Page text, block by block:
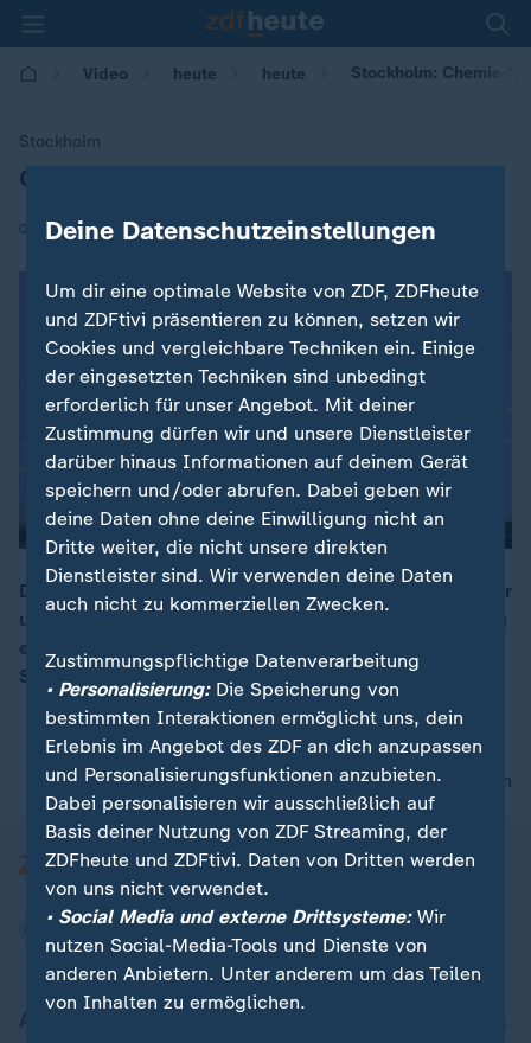
Video heute heute Stockholm: Chemie-
Stockholm
:
Chemie-Nobelpreis für drei Forscher
03.10.2018 | 13:01
Der Nobelpreis für Chemie geht an zwei US-Amerikaner
und einen Briten. Ihre Forschung trage zur Entwicklung
einer grünen chemischen Industrie bei, so die Jury in
Stockholm.
nach oben
Deine Datenschutzeinstellungen
Um dir eine optimale Website von ZDF, ZDFheute
und ZDFtivi präsentieren zu können, setzen wir
Cookies und vergleichbare Techniken ein. Einige
der eingesetzten Techniken sind unbedingt
erforderlich für unser Angebot. Mit deiner
Zustimmung dürfen wir und unsere Dienstleister
darüber hinaus Informationen auf deinem Gerät
speichern und/oder abrufen. Dabei geben wir
deine Daten ohne deine Einwilligung nicht an
Dritte weiter, die nicht unsere direkten
Dienstleister sind. Wir verwenden deine Daten
auch nicht zu kommerziellen Zwecken.
Zustimmungspflichtige Datenverarbeitung
• Personalisierung:Die Speicherung von
bestimmten Interaktionen ermöglicht uns, dein
Erlebnis im Angebot des ZDF an dich anzupassen
und Personalisierungsfunktionen anzubieten.
Dabei personalisieren wir ausschließlich auf
Basis deiner Nutzung von ZDF Streaming, der
ZDFheute und ZDFtivi. Daten von Dritten werden
von uns nicht verwendet.
• Social Media und externe Drittsysteme:Wir
nutzen Social-Media-Tools und Dienste von
anderen Anbietern. Unter anderem um das Teilen
von Inhalten zu ermöglichen.